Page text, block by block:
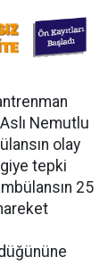
Nemutlu
olay
tepki
25